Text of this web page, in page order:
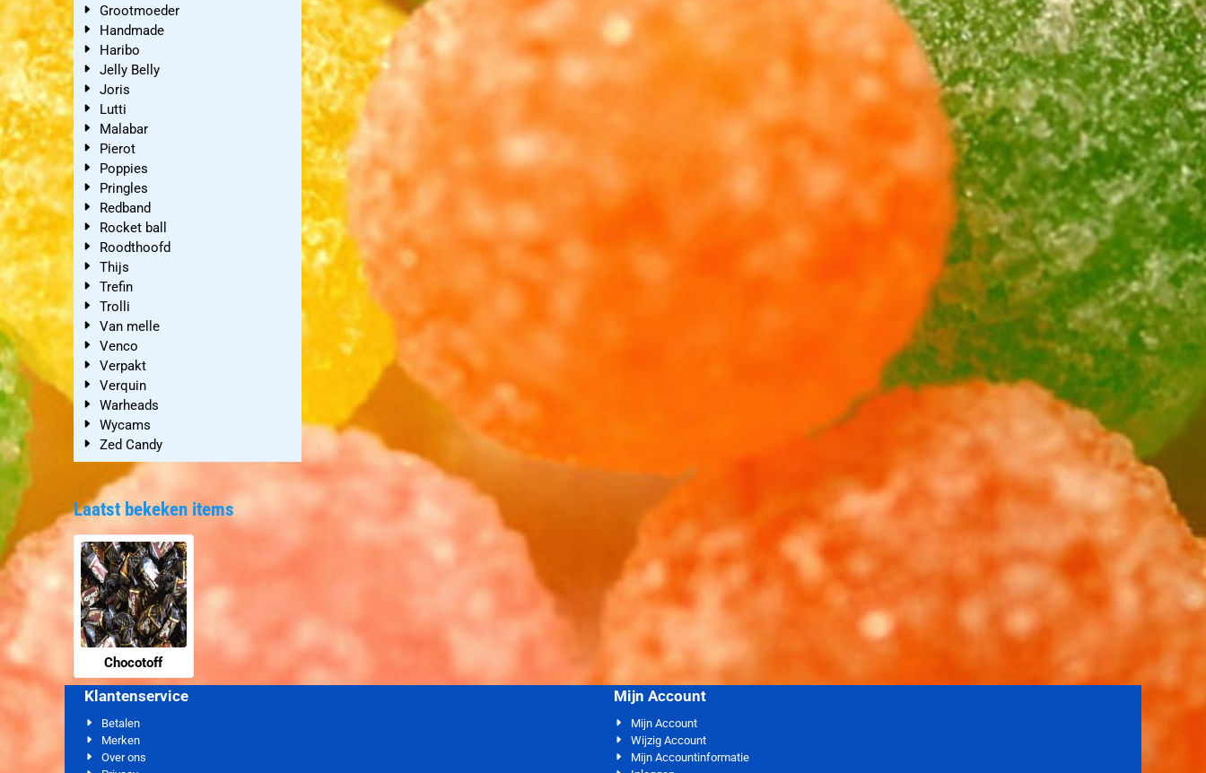
Grootmoeder
Handmade
Haribo
Jelly Belly
Joris
Lutti
Malabar
Pierot
Poppies
Pringles
Redband
Rocket ball
Roodthoofd
Thijs
Trefin
Trolli
Van melle
Venco
Verpakt
Verquin
Warheads
Wycams
Zed Candy
Laatst bekeken items
Chocotoff
Klantenservice
Betalen
Merken
Over ons
Mijn Account
Mijn Account
Wijzig Account
Mijn Accountinformatie